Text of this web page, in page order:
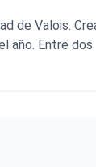
de Valois.
año. Entre dos